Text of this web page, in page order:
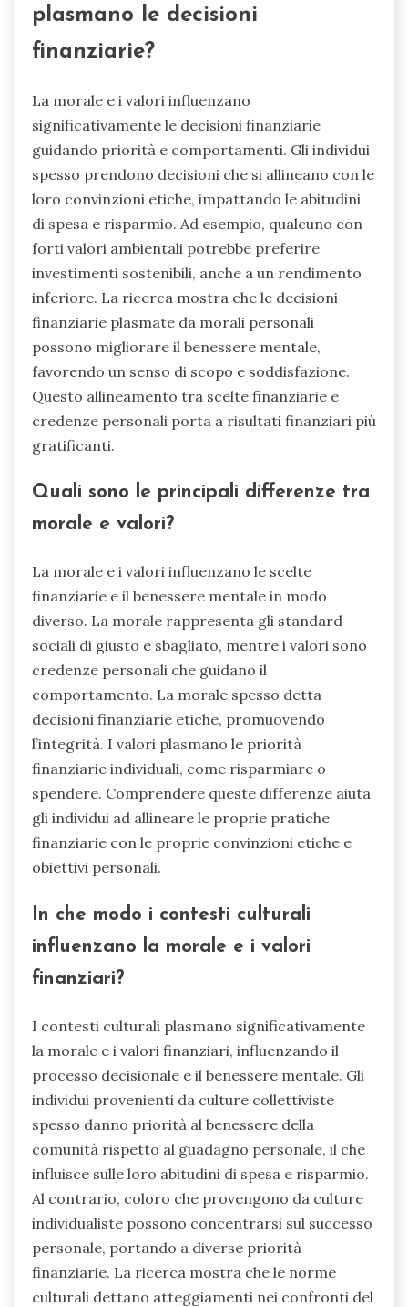
plasmano le decisioni
finanziarie?
La morale e i valori influenzano
significativamente le decisioni finanziarie
guidando priorità e comportamenti. Gli individui
spesso prendono decisioni che si allineano con le
loro convinzioni etiche, impattando le abitudini
di spesa e risparmio. Ad esempio, qualcuno con
forti valori ambientali potrebbe preferire
investimenti sostenibili, anche a un rendimento
inferiore. La ricerca mostra che le decisioni
finanziarie plasmate da morali personali
possono migliorare il benessere mentale,
favorendo un senso di scopo e soddisfazione.
Questo allineamento tra scelte finanziarie e
credenze personali porta a risultati finanziari più
gratificanti.
Quali sono le principali differenze tra
morale e valori?
La morale e i valori influenzano le scelte
finanziarie e il benessere mentale in modo
diverso. La morale rappresenta gli standard
sociali di giusto e sbagliato, mentre i valori sono
credenze personali che guidano il
comportamento. La morale spesso detta
decisioni finanziarie etiche, promuovendo
l’integrità. I valori plasmano le priorità
finanziarie individuali, come risparmiare o
spendere. Comprendere queste differenze aiuta
gli individui ad allineare le proprie pratiche
finanziarie con le proprie convinzioni etiche e
obiettivi personali.
In che modo i contesti culturali
influenzano la morale e i valori
finanziari?
I contesti culturali plasmano significativamente
la morale e i valori finanziari, influenzando il
processo decisionale e il benessere mentale. Gli
individui provenienti da culture collettiviste
spesso danno priorità al benessere della
comunità rispetto al guadagno personale, il che
influisce sulle loro abitudini di spesa e risparmio.
Al contrario, coloro che provengono da culture
individualiste possono concentrarsi sul successo
personale, portando a diverse priorità
finanziarie. La ricerca mostra che le norme
culturali dettano atteggiamenti nei confronti del